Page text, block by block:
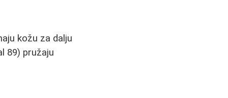
kožu za dalju
89) pružaju